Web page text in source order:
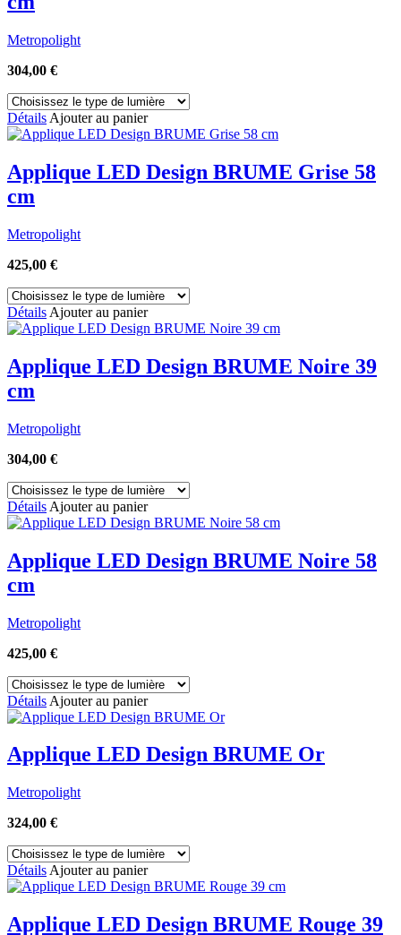
Metropolight
304,00 €
Détails Ajouter au panier
Applique LED Design BRUME Grise 58
cm
Metropolight
425,00 €
Détails Ajouter au panier
Applique LED Design BRUME Noire 39
cm
Metropolight
304,00 €
Détails Ajouter au panier
Applique LED Design BRUME Noire 58
cm
Metropolight
425,00 €
Détails Ajouter au panier
Applique LED Design BRUME Or
Metropolight
324,00 €
Détails Ajouter au panier
Applique LED Design BRUME Rouge 39